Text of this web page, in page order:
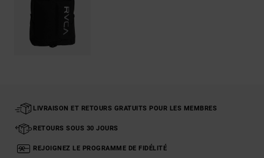
LIVRAISON ET RETOURS GRATUITS POUR LES MEMBRES
RETOURS SOUS 30 JOURS
REJOIGNEZ LE PROGRAMME DE FIDÉLITÉ